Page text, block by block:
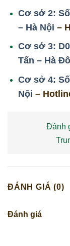
Cơ sở 2:
– Hà Nội –
Cơ sở 3:
Tấn – Hà
Cơ sở 4:
Nội –
Đánh
ĐÁNH GIÁ (0)
Đánh giá